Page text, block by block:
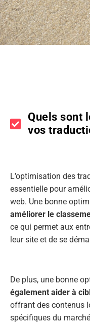
Quels sont
vos
L’optimisation des
essentielle pour
web. Une bonne
améliorer le
ce qui permet aux
leur site et de se
De plus, une bonne
également aider à
offrant des contenus
spécifiques du